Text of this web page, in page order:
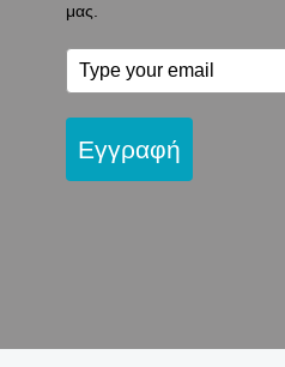
μας.
Εγγραφή